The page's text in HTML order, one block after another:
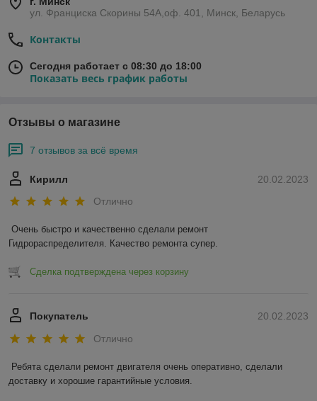
ул. Франциска Скорины 54А,оф. 401, Минск, Беларусь
Контакты
Сегодня работает с 08:30 до 18:00
Показать весь график работы
Отзывы о магазине
7 отзывов за всё время
20.02.2023
Кирилл
Отлично
Очень быстро и качественно сделали ремонт
Гидрораспределителя. Качество ремонта супер.
Сделка подтверждена через корзину
20.02.2023
Покупатель
Отлично
Ребята сделали ремонт двигателя очень оперативно, сделали
доставку и хорошие гарантийные условия.